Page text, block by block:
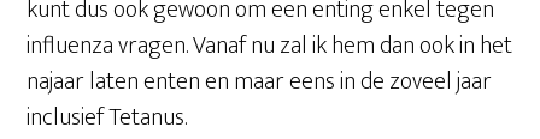
kunt dus ook gewoon om een enting enkel tegen
influenza vragen. Vanaf nu zal ik hem dan ook in het
najaar laten enten en maar eens in de zoveel jaar
inclusief Tetanus.